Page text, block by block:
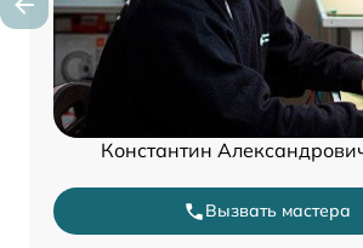
Константин
Вызвать мастера